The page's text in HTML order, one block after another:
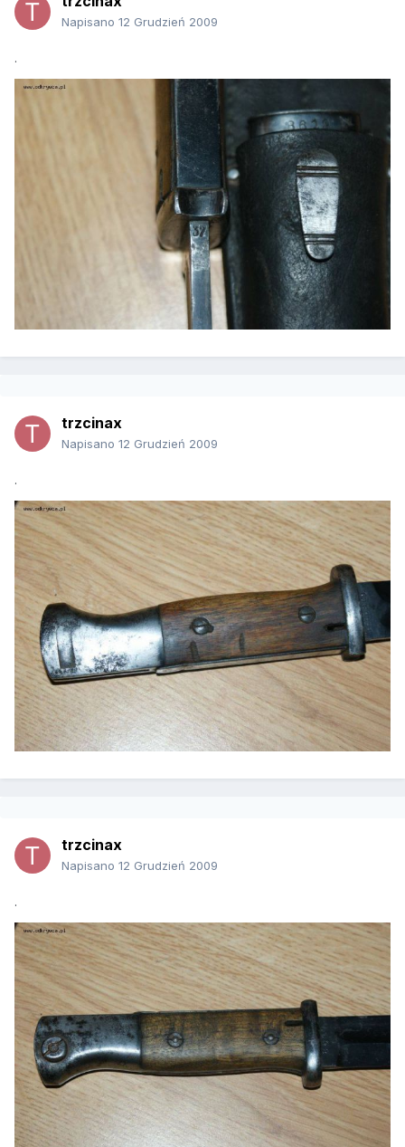
Napisano 12 Grudzień 2009
.
trzcinax
Napisano 12 Grudzień 2009
.
trzcinax
Napisano 12 Grudzień 2009
.